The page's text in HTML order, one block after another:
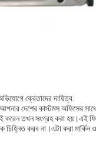
ক্রেতাদের দায়িত্ব.
দেশের কাস্টমস অফিসের
করেন তখন সংগ্রহ করা হয়।এই ফি
চিহ্নিত করব না।এটা করা